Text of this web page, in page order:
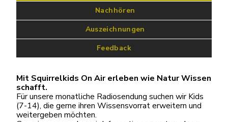
Nachhören
Auszeichnungen
Feedback
Mit Squirrelkids On Air erleben wie Natur Wissen
schafft.
Für unsere monatliche Radiosendung suchen wir Kids
(7-14), die gerne ihren Wissensvorrat erweitern und
weitergeben möchten.